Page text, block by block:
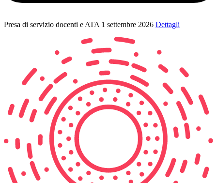
Presa di servizio docenti e ATA 1 settembre 2026 Dettagli